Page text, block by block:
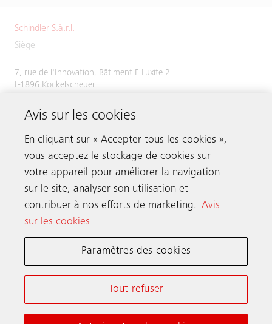
Schindler S.à.r.l.
Siège
7, rue de l'Innovation, Bâtiment F Luxite 2
L-1896 Kockelscheuer
Tél.+352 48 58 58 1
Fax +352 49 51 54
Prenez contact
Schindler dans le monde
Notice d’information et Paramètres cookies
Avis sur les cookies
En cliquant sur « Accepter tous les cookies »,
vous acceptez le stockage de cookies sur
votre appareil pour améliorer la navigation
sur le site, analyser son utilisation et
contribuer à nos efforts de marketing. Avis
sur les cookies
Paramètres des cookies
Tout refuser